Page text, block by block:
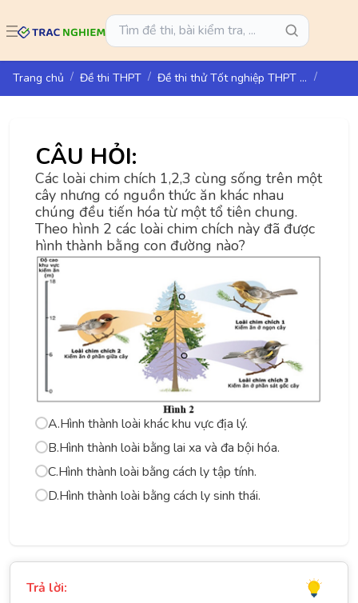
Trang chủ Đề thi THPT Đề thi thử Tốt nghiệp THPT năm 2025 môn Sinh học Sở GD&ĐT Hải Phòng
CÂU HỎI:
Các loài chim chích 1,2,3 cùng sống trên một
cây nhưng có nguồn thức ăn khác nhau
chúng đều tiến hóa từ một tổ tiên chung.
Theo hình 2 các loài chim chích này đã được
hình thành bằng con đường nào?
A.Hình thành loài khác khu vực địa lý.
B.Hình thành loài bằng lai xa và đa bội hóa.
C.Hình thành loài bằng cách ly tập tính.
D.Hình thành loài bằng cách ly sinh thái.
Trả lời: